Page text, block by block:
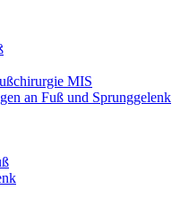
MIS
an Fuß und Sprunggelenk